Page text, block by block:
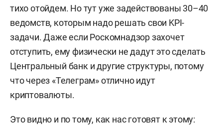
li.ru. Позднее организовал целый ряд других
проектов, в частности 3dnews.ru и Mediametrics.
2008–2016 — специалист по стратегическому
планированию общества с ограниченной
ответственностью «Лаборатория поисковых и
стратегических решений».
развития электронной коммерции.
тихо отойдем. Но тут уже задействованы 30–40
ведомств, которым надо решать свои KPI-
задачи. Даже если Роскомнадзор захочет
отступить, ему физически не дадут это сделать
Центральный банк и другие структуры, потому
что через «Телеграм» отлично идут
криптовалюты.
Это видно и по тому, как нас готовят к этому: